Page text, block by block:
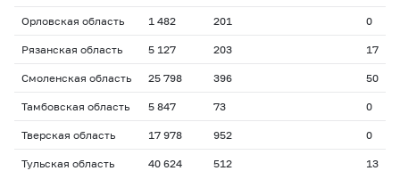
Орловская область 1 482 201 0
Рязанская область 5 127 203 17
Смоленская область 25 798 396 50
Тамбовская область 5 847 73 0
Тверская область 17 978 952 0
Тульская область 40 624 512 13